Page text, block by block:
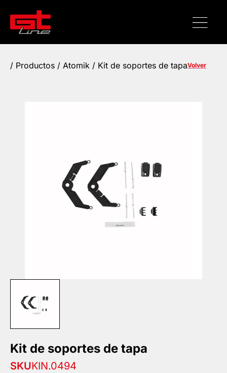
/ Productos / Atomik / Kit de soportes de tapaVolver
Kit de soportes de tapa
SKUKIN.0494